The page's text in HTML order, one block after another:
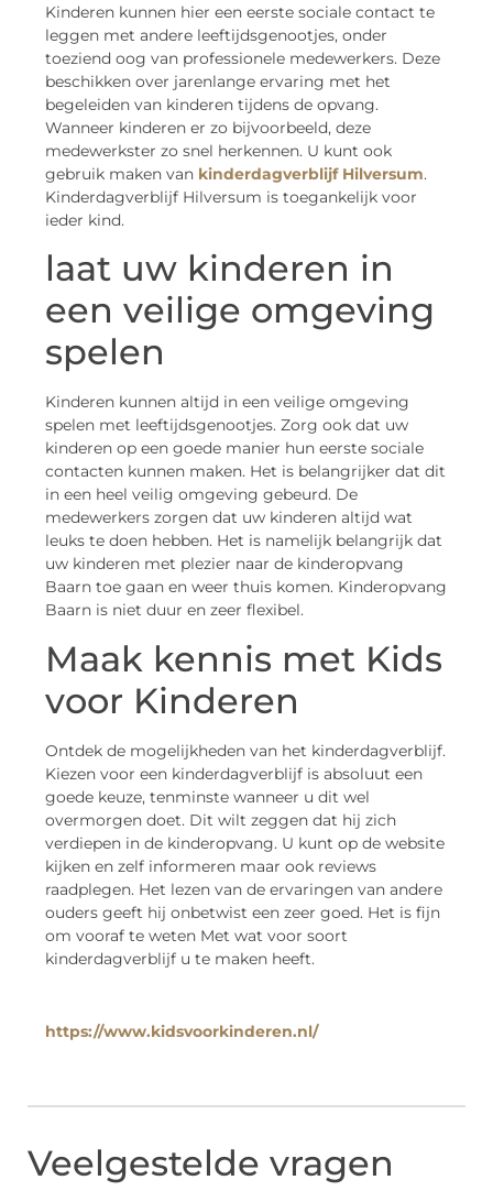
Kinderen kunnen hier een eerste sociale contact te
leggen met andere leeftijdsgenootjes, onder
toeziend oog van professionele medewerkers. Deze
beschikken over jarenlange ervaring met het
begeleiden van kinderen tijdens de opvang.
Wanneer kinderen er zo bijvoorbeeld, deze
medewerkster zo snel herkennen. U kunt ook
gebruik maken van kinderdagverblijf Hilversum.
Kinderdagverblijf Hilversum is toegankelijk voor
ieder kind.
laat uw kinderen in
een veilige omgeving
spelen
Kinderen kunnen altijd in een veilige omgeving
spelen met leeftijdsgenootjes. Zorg ook dat uw
kinderen op een goede manier hun eerste sociale
contacten kunnen maken. Het is belangrijker dat dit
in een heel veilig omgeving gebeurd. De
medewerkers zorgen dat uw kinderen altijd wat
leuks te doen hebben. Het is namelijk belangrijk dat
uw kinderen met plezier naar de kinderopvang
Baarn toe gaan en weer thuis komen. Kinderopvang
Baarn is niet duur en zeer flexibel.
Maak kennis met Kids
voor Kinderen
Ontdek de mogelijkheden van het kinderdagverblijf.
Kiezen voor een kinderdagverblijf is absoluut een
goede keuze, tenminste wanneer u dit wel
overmorgen doet. Dit wilt zeggen dat hij zich
verdiepen in de kinderopvang. U kunt op de website
kijken en zelf informeren maar ook reviews
raadplegen. Het lezen van de ervaringen van andere
ouders geeft hij onbetwist een zeer goed. Het is fijn
om vooraf te weten Met wat voor soort
kinderdagverblijf u te maken heeft.
https://www.kidsvoorkinderen.nl/
Veelgestelde vragen